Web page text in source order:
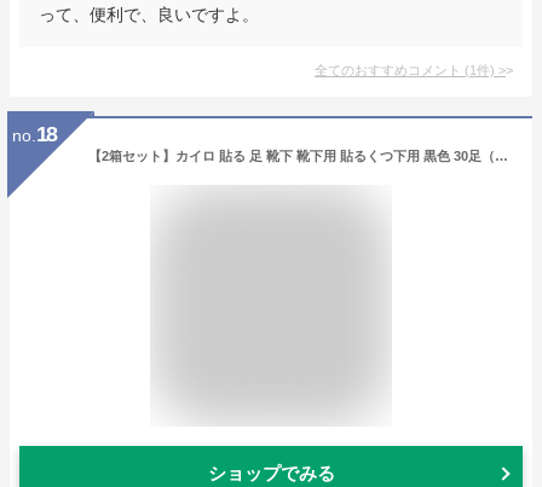
って、便利で、良いですよ。
全てのおすすめコメント (1件) >
no. 18
【2箱セット】カイロ 貼る 足 靴下 靴下用 貼るくつ下用 黒色 30足（15足×2） アイリスオーヤマ
ショップでみる